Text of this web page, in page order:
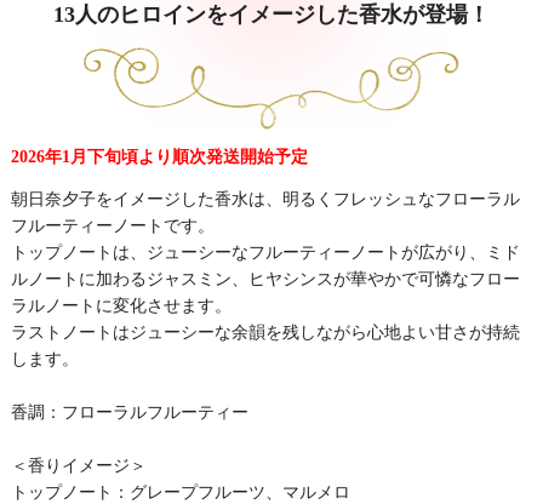
13人のヒロインをイメージした香水が登場！
2026年1月下旬頃より順次発送開始予定
朝日奈夕子をイメージした香水は、明るくフレッシュなフローラル
フルーティーノートです。
トップノートは、ジューシーなフルーティーノートが広がり、ミド
ルノートに加わるジャスミン、ヒヤシンスが華やかで可憐なフロー
ラルノートに変化させます。
ラストノートはジューシーな余韻を残しながら心地よい甘さが持続
します。
香調：フローラルフルーティー
＜香りイメージ＞
トップノート：グレープフルーツ、マルメロ